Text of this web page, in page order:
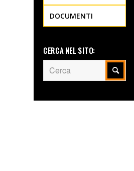
DOCUMENTI
CERCA NEL SITO: